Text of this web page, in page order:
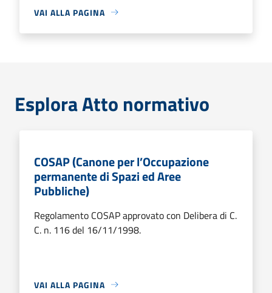
VAI ALLA PAGINA
Esplora Atto normativo
COSAP (Canone per l’Occupazione
permanente di Spazi ed Aree
Pubbliche)
Regolamento COSAP approvato con Delibera di C.
C. n. 116 del 16/11/1998.
VAI ALLA PAGINA